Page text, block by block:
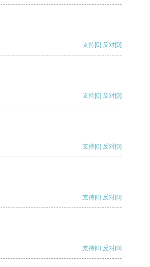
支持[0] 反对[0]
支持[0] 反对[0]
支持[0] 反对[0]
支持[0] 反对[0]
支持[0] 反对[0]